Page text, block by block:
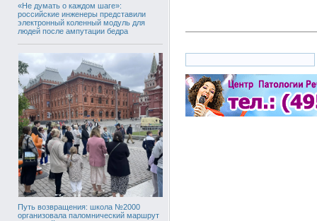
«Не думать о каждом шаге»:
российские инженеры представили
электронный коленный модуль для
людей после ампутации бедра
Путь возвращения: школа №2000
организовала паломнический маршрут